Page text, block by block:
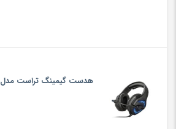
هدست گیمینگ تراست مدل GXT 460 Varzz